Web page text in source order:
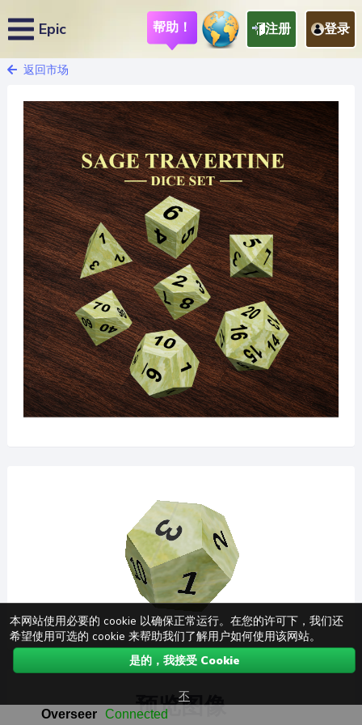
Epic 帮助！ 注册 登录
返回市场
预览图像
本网站使用必要的 cookie 以确保正常运行。在您的许可下，我们还
希望使用可选的 cookie 来帮助我们了解用户如何使用该网站。
是的，我接受 Cookie
不